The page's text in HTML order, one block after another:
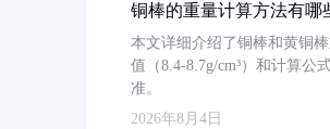
铜棒的重量计算方法有哪
本文详细介绍了铜棒和黄铜
值（8.4-8.7g/cm³）和计算公
准。
2026年8月4日